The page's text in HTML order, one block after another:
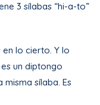
3 sílabas “hi-a-to”
en lo cierto. Y lo
un diptongo
sílaba. Es